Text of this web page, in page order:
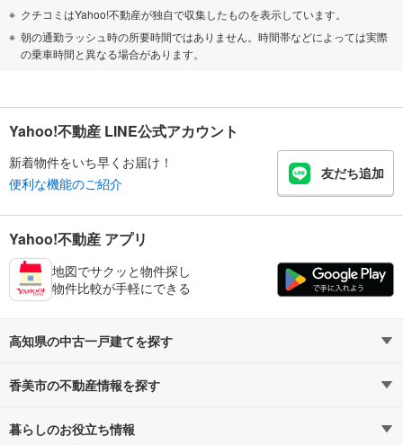
クチコミはYahoo!不動産が独自で収集したものを表示しています。
朝の通勤ラッシュ時の所要時間ではありません。時間帯などによっては実際
の乗車時間と異なる場合があります。
Yahoo!不動産 LINE公式アカウント
新着物件をいち早くお届け！
便利な機能のご紹介
友だち追加
Yahoo!不動産 アプリ
地図でサクッと物件探し
物件比較が手軽にできる
高知県の中古一戸建てを探す
路線・駅から探す
通勤・通学時間から探す
香美市の不動産情報を探す
不動産・住宅
暮らしのお役立ち情報